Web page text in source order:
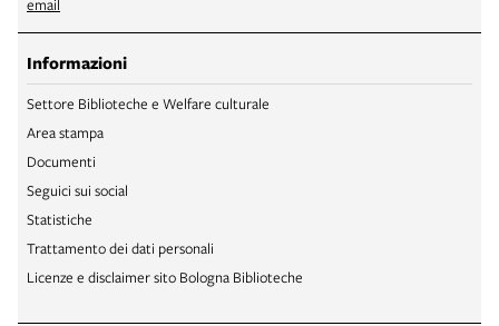
email
Informazioni
Settore Biblioteche e Welfare culturale
Area stampa
Documenti
Seguici sui social
Statistiche
Trattamento dei dati personali
Licenze e disclaimer sito Bologna Biblioteche